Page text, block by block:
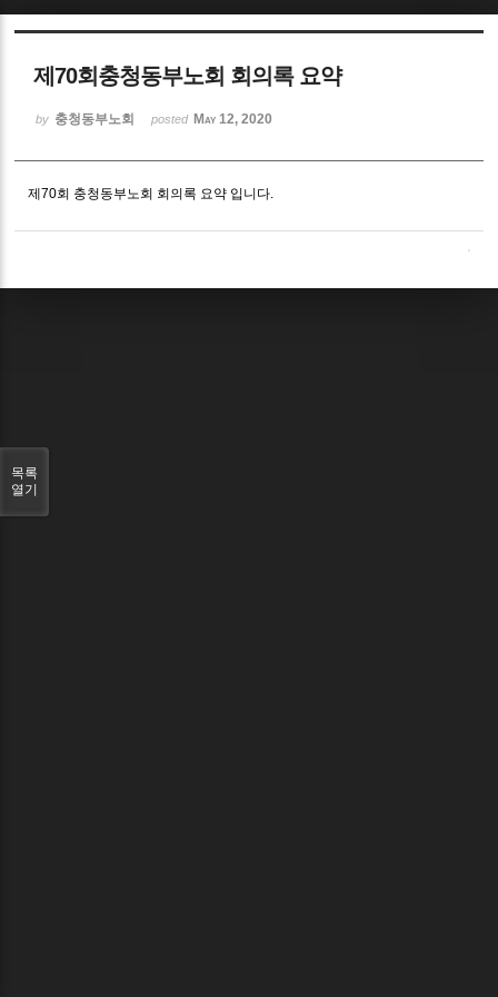
제70회충청동부노회 회의록 요약
by 충청동부노회 posted May 12, 2020
제70회 충청동부노회 회의록 요약 입니다.
목록
열기
Sketchbook5, 스케치북5
Sketchbook5, 스케치북5